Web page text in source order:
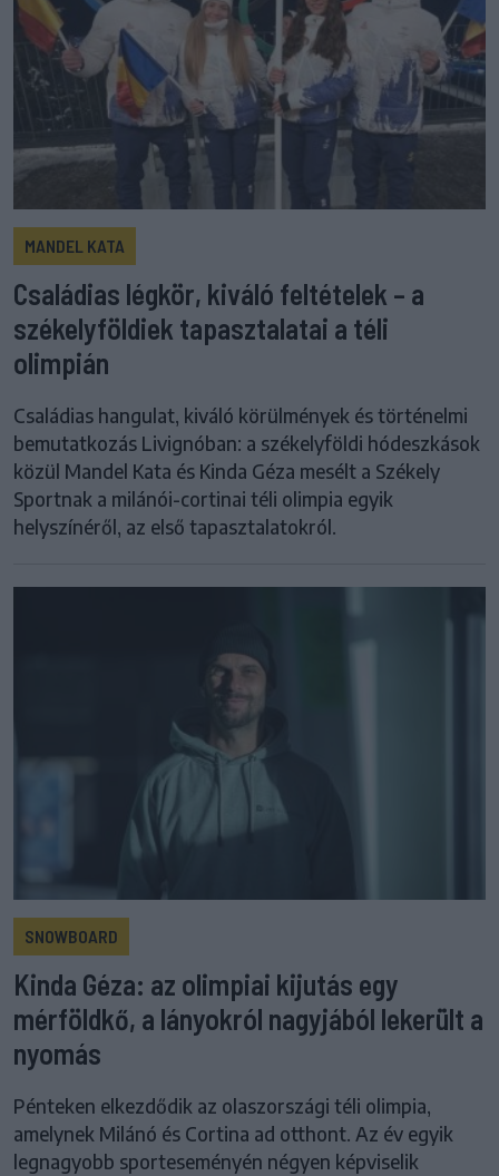
MANDEL KATA
Családias légkör, kiváló feltételek – a
székelyföldiek tapasztalatai a téli
olimpián
Családias hangulat, kiváló körülmények és történelmi
bemutatkozás Livignóban: a székelyföldi hódeszkások
közül Mandel Kata és Kinda Géza mesélt a Székely
Sportnak a milánói-cortinai téli olimpia egyik
helyszínéről, az első tapasztalatokról.
SNOWBOARD
Kinda Géza: az olimpiai kijutás egy
mérföldkő, a lányokról nagyjából lekerült a
nyomás
Pénteken elkezdődik az olaszországi téli olimpia,
amelynek Milánó és Cortina ad otthont. Az év egyik
legnagyobb sporteseményén négyen képviselik